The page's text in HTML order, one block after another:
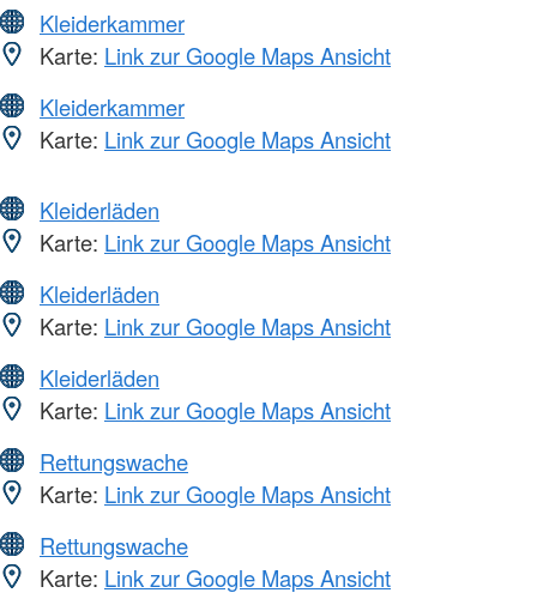
Kleiderkammer
Karte: Link zur Google Maps Ansicht
Kleiderkammer
Karte: Link zur Google Maps Ansicht
Kleiderläden
Karte: Link zur Google Maps Ansicht
Kleiderläden
Karte: Link zur Google Maps Ansicht
Kleiderläden
Karte: Link zur Google Maps Ansicht
Rettungswache
Karte: Link zur Google Maps Ansicht
Rettungswache
Karte: Link zur Google Maps Ansicht